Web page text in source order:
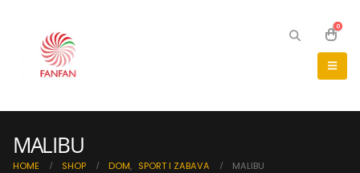
0
MALIBU
HOME SHOP DOM, SPORT I ZABAVA MALIBU